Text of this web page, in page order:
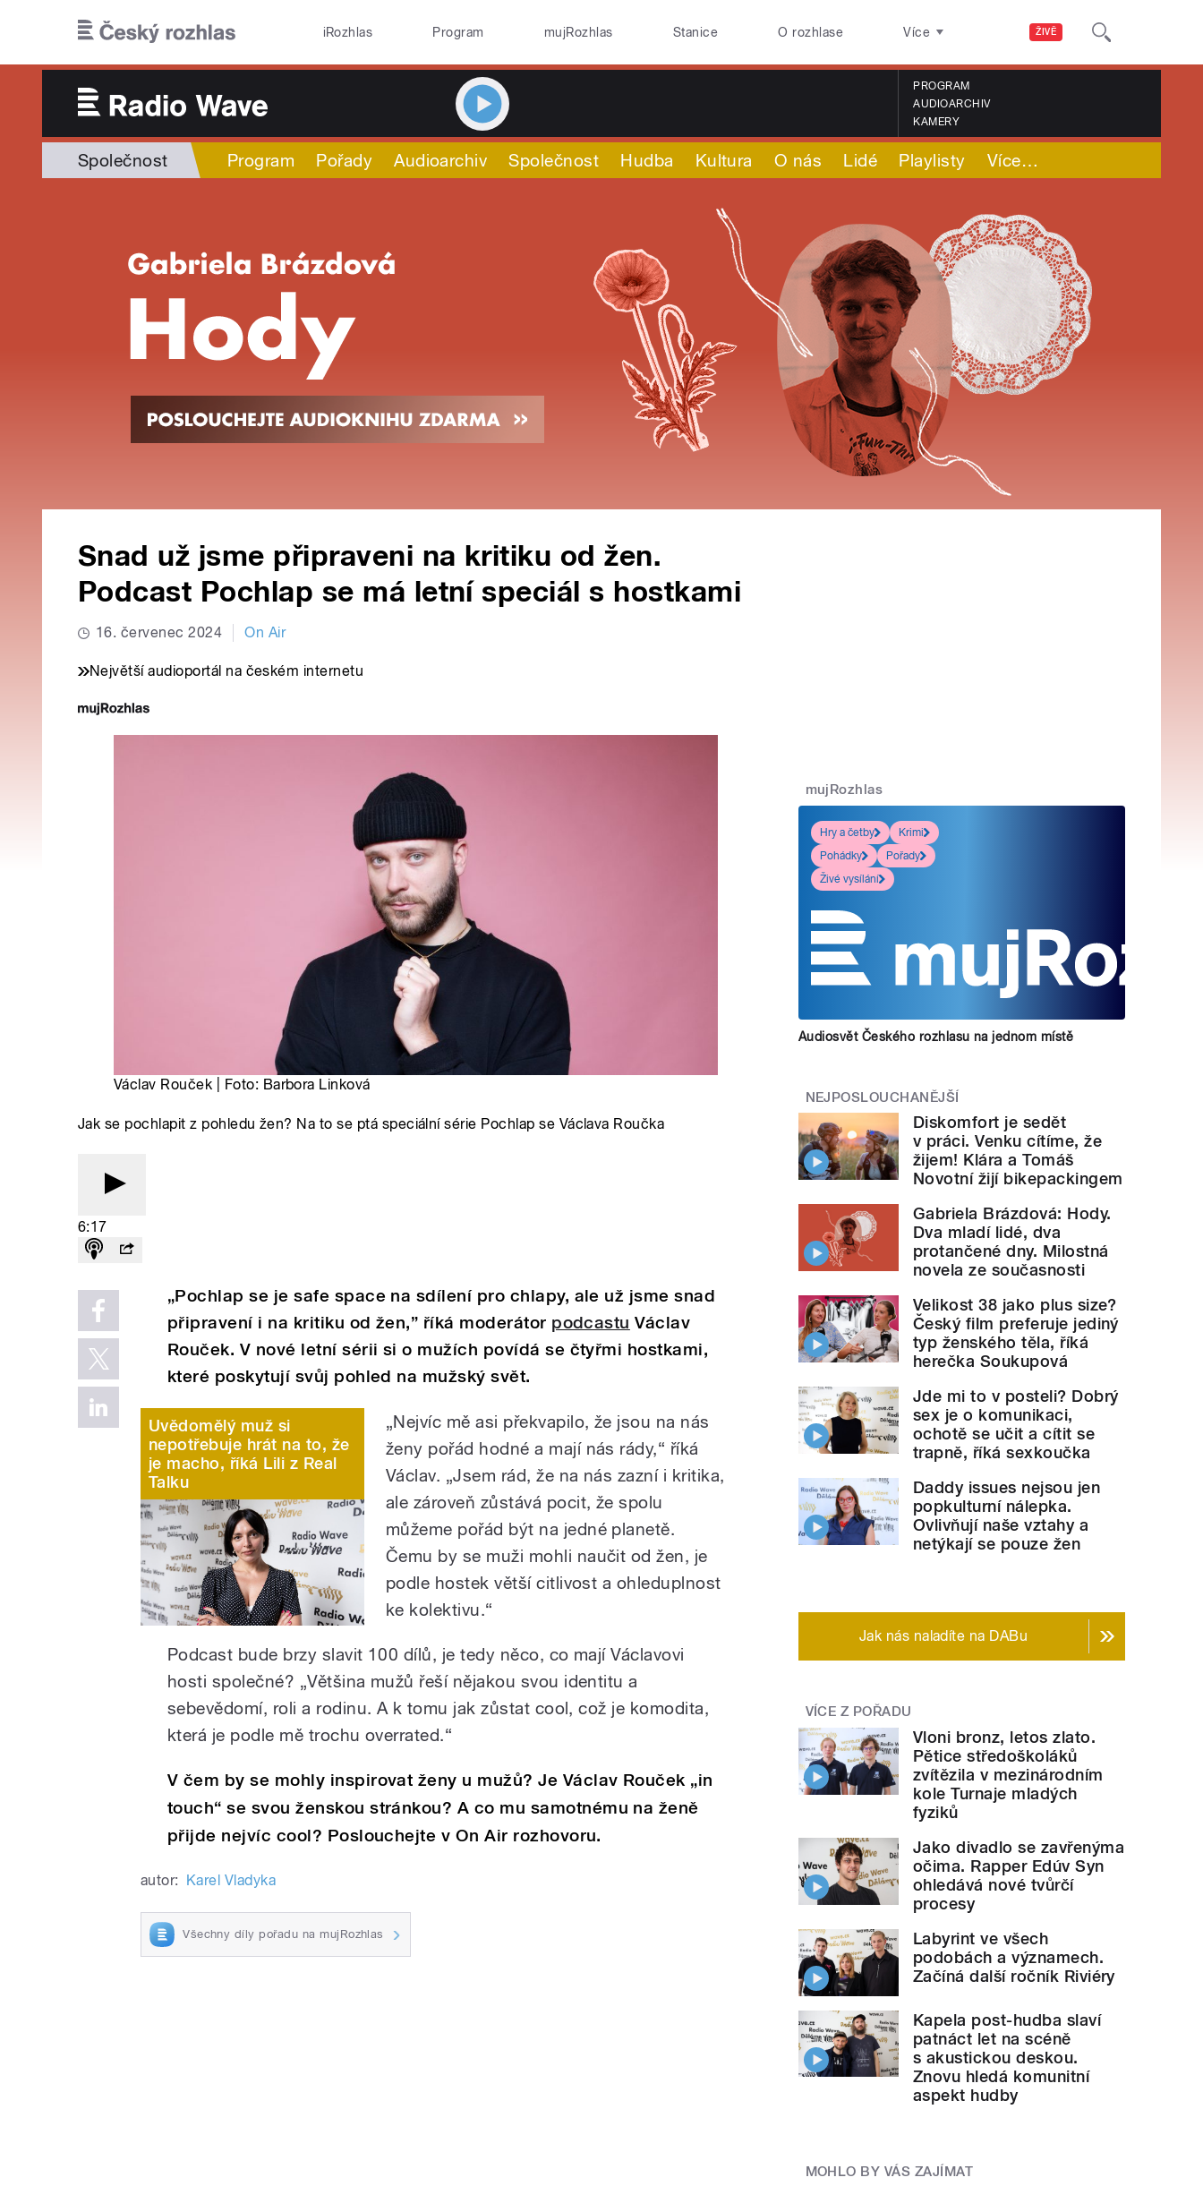
ŽIVĚ
iRozhlas Program mujRozhlas Stanice O rozhlase Více
PROGRAM
AUDIOARCHIV
KAMERY
Společnost Program Pořady Audioarchiv Společnost Hudba Kultura O nás Lidé Playlisty Více…
Snad už jsme připraveni na kritiku od žen.
Podcast Pochlap se má letní speciál s hostkami
16. červenec 2024 On Air
Největší audioportál na českém internetu
Václav Rouček | Foto: Barbora Linková
Jak se pochlapit z pohledu žen? Na to se ptá speciální série Pochlap se Václava Roučka
6:17
„Pochlap se je safe space na sdílení pro chlapy, ale už jsme snad
připravení i na kritiku od žen,” říká moderátor podcastu Václav
Rouček. V nové letní sérii si o mužích povídá se čtyřmi hostkami,
které poskytují svůj pohled na mužský svět.
Uvědomělý muž si
nepotřebuje hrát na to, že
je macho, říká Lili z Real
Talku
„Nejvíc mě asi překvapilo, že jsou na nás
ženy pořád hodné a mají nás rády,“ říká
Václav. „Jsem rád, že na nás zazní i kritika,
ale zároveň zůstává pocit, že spolu
můžeme pořád být na jedné planetě.
Čemu by se muži mohli naučit od žen, je
podle hostek větší citlivost a ohleduplnost
ke kolektivu.“
Podcast bude brzy slavit 100 dílů, je tedy něco, co mají Václavovi
hosti společné? „Většina mužů řeší nějakou svou identitu a
sebevědomí, roli a rodinu. A k tomu jak zůstat cool, což je komodita,
která je podle mě trochu overrated.“
V čem by se mohly inspirovat ženy u mužů? Je Václav Rouček „in
touch“ se svou ženskou stránkou? A co mu samotnému na ženě
přijde nejvíc cool? Poslouchejte v On Air rozhovoru.
autor: Karel Vladyka
Všechny díly pořadu na mujRozhlas
mujRozhlas
Hry a četby
Krimi
Pohádky
Pořady
Živé vysílání
Audiosvět Českého rozhlasu na jednom místě
NEJPOSLOUCHANĚJŠÍ
Diskomfort je sedět
v práci. Venku cítíme, že
žijem! Klára a Tomáš
Novotní žijí bikepackingem
Gabriela Brázdová: Hody.
Dva mladí lidé, dva
protančené dny. Milostná
novela ze současnosti
Velikost 38 jako plus size?
Český film preferuje jediný
typ ženského těla, říká
herečka Soukupová
Jde mi to v posteli? Dobrý
sex je o komunikaci,
ochotě se učit a cítit se
trapně, říká sexkoučka
Daddy issues nejsou jen
popkulturní nálepka.
Ovlivňují naše vztahy a
netýkají se pouze žen
Jak nás naladíte na DABu
VÍCE Z POŘADU
Vloni bronz, letos zlato.
Pětice středoškoláků
zvítězila v mezinárodním
kole Turnaje mladých
fyziků
Jako divadlo se zavřenýma
očima. Rapper Edúv Syn
ohledává nové tvůrčí
procesy
Labyrint ve všech
podobách a významech.
Začíná další ročník Riviéry
Kapela post-hudba slaví
patnáct let na scéně
s akustickou deskou.
Znovu hledá komunitní
aspekt hudby
MOHLO BY VÁS ZAJÍMAT